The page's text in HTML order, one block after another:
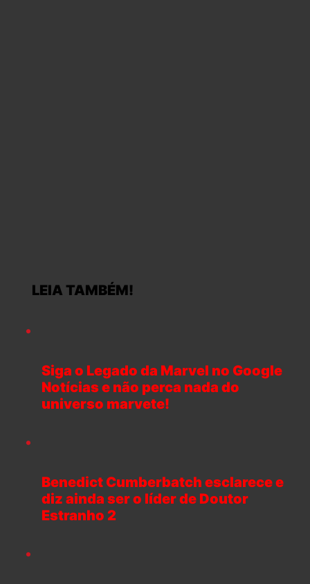
LEIA TAMBÉM!
Siga o Legado da Marvel no Google
Notícias e não perca nada do
universo marvete!
Benedict Cumberbatch esclarece e
diz ainda ser o líder de Doutor
Estranho 2